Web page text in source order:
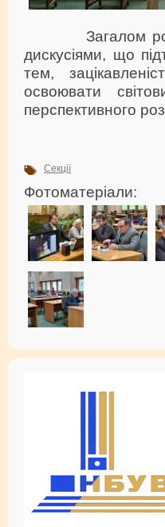
Загалом
дискусіями, що
тем,
освоювати
перспективного
Секції
Фотоматеріали: